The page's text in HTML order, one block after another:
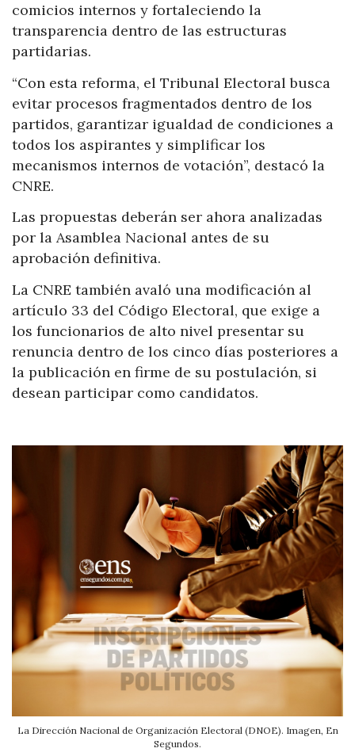
comicios internos y fortaleciendo la
transparencia dentro de las estructuras
partidarias.
“Con esta reforma, el Tribunal Electoral busca
evitar procesos fragmentados dentro de los
partidos, garantizar igualdad de condiciones a
todos los aspirantes y simplificar los
mecanismos internos de votación”, destacó la
CNRE.
Las propuestas deberán ser ahora analizadas
por la Asamblea Nacional antes de su
aprobación definitiva.
La CNRE también avaló una modificación al
artículo 33 del Código Electoral, que exige a
los funcionarios de alto nivel presentar su
renuncia dentro de los cinco días posteriores a
la publicación en firme de su postulación, si
desean participar como candidatos.
La Dirección Nacional de Organización Electoral (DNOE). Imagen, En
Segundos.